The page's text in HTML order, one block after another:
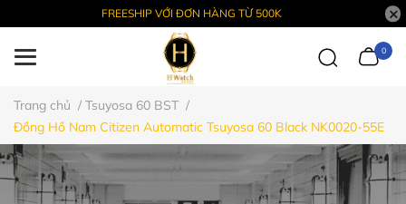
FREESHIP VỚI ĐƠN HÀNG TỪ 500K
0
Trang chủ / Tsuyosa 60 BST /
Đồng Hồ Nam Citizen Automatic Tsuyosa 60 Black NK0020-55E